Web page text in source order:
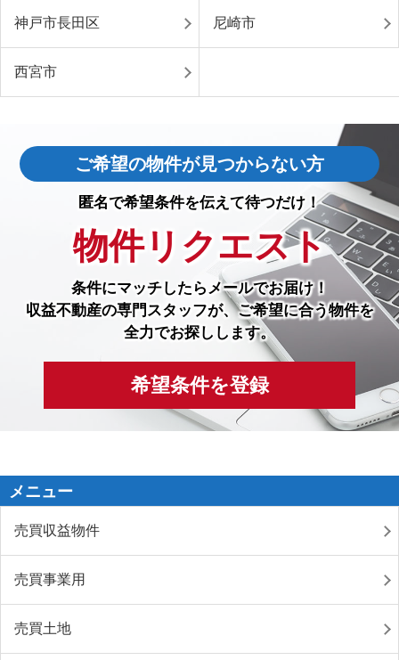
神戸市長田区 尼崎市
西宮市
ご希望の物件が見つからない方
匿名で希望条件を伝えて待つだけ！
物件リクエスト
条件にマッチしたら メールでお届け！
収益不動産の専門スタッフが、ご希望に合う物件を
全力でお探しします。
希望条件を登録
メニュー
売買収益物件
売買事業用
売買土地